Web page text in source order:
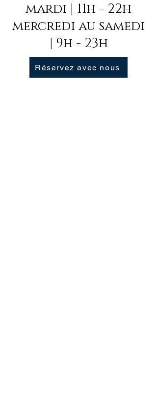
mardi | 11h - 22h
mercredi au samedi
| 9h - 23h
Réservez avec nous